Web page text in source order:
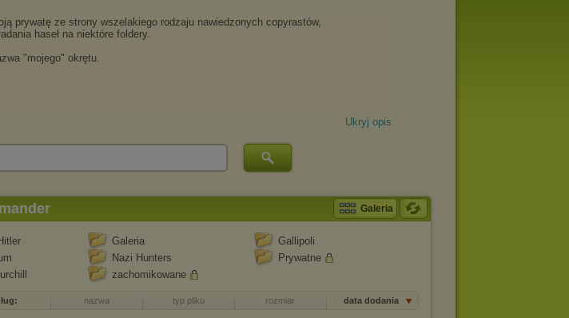
Ukryj opis
Galeria
Galeria
Gallipoli
Nazi Hunters
Prywatne
zachomikowane
nazwa typ pliku rozmiar data dodania